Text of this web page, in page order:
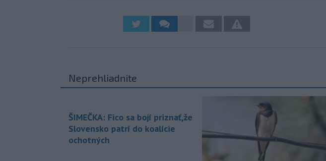
Neprehliadnite
ŠIMEČKA: Fico sa bojí priznať,že
Slovensko patrí do koalície
ochotných